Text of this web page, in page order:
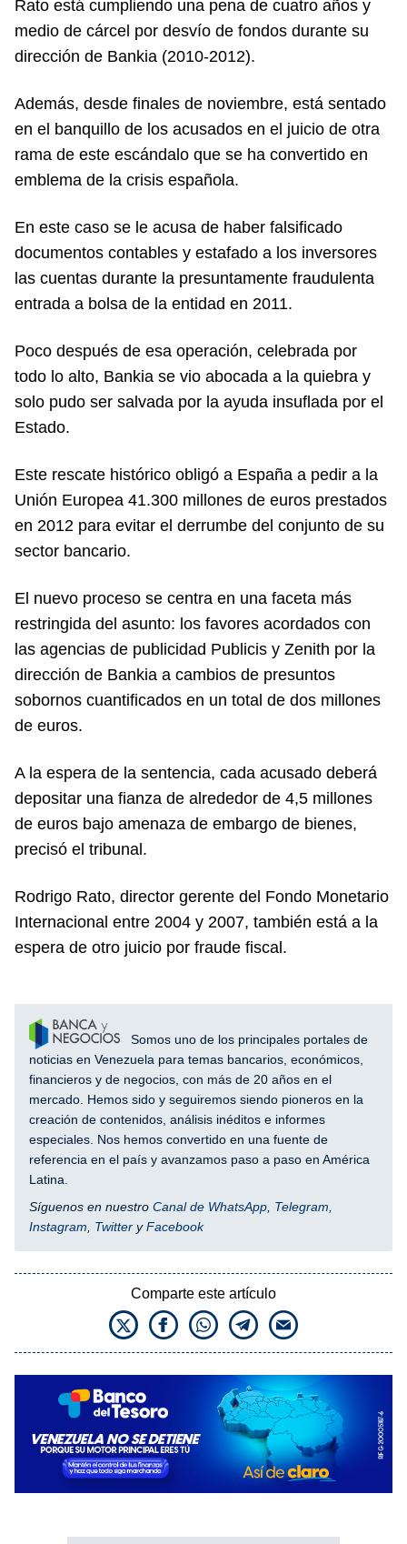
Rato está cumpliendo una pena de cuatro años y
medio de cárcel por desvío de fondos durante su
dirección de Bankia (2010-2012).
Además, desde finales de noviembre, está sentado
en el banquillo de los acusados en el juicio de otra
rama de este escándalo que se ha convertido en
emblema de la crisis española.
En este caso se le acusa de haber falsificado
documentos contables y estafado a los inversores
las cuentas durante la presuntamente fraudulenta
entrada a bolsa de la entidad en 2011.
Poco después de esa operación, celebrada por
todo lo alto, Bankia se vio abocada a la quiebra y
solo pudo ser salvada por la ayuda insuflada por el
Estado.
Este rescate histórico obligó a España a pedir a la
Unión Europea 41.300 millones de euros prestados
en 2012 para evitar el derrumbe del conjunto de su
sector bancario.
El nuevo proceso se centra en una faceta más
restringida del asunto: los favores acordados con
las agencias de publicidad Publicis y Zenith por la
dirección de Bankia a cambios de presuntos
sobornos cuantificados en un total de dos millones
de euros.
A la espera de la sentencia, cada acusado deberá
depositar una fianza de alrededor de 4,5 millones
de euros bajo amenaza de embargo de bienes,
precisó el tribunal.
Rodrigo Rato, director gerente del Fondo Monetario
Internacional entre 2004 y 2007, también está a la
espera de otro juicio por fraude fiscal.
Somos uno de los principales portales de
noticias en Venezuela para temas bancarios, económicos,
financieros y de negocios, con más de 20 años en el
mercado. Hemos sido y seguiremos siendo pioneros en la
creación de contenidos, análisis inéditos e informes
especiales. Nos hemos convertido en una fuente de
referencia en el país y avanzamos paso a paso en América
Latina.
Síguenos en nuestro Canal de WhatsApp Telegram
Instagram
Twitter yFacebook
Comparte este artículo